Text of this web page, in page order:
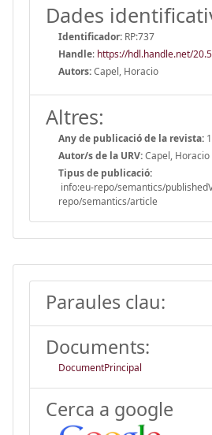
Dades
Identificador: RP:737
Handle: https://hdl.handle.net/
Autors:Capel, Horacio
Altres:
Any de publicació de la revista:
Autor/s de la URV:Capel, Horacio
Tipus de publicació:
info:eu-repo/semantics/
repo/semantics/article
Paraules clau:
Documents:
DocumentPrincipal
Cerca a google